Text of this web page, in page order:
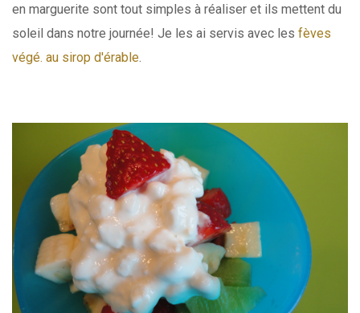
en marguerite sont tout simples à réaliser et ils mettent du
soleil dans notre journée! Je les ai servis avec les fèves
végé. au sirop d'érable.